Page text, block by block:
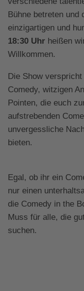
Bühne betreten und
einzigartigen und
18:30 Uhr heißen
Willkommen.
Die Show
Comedy, witzigen
Pointen, die euch
aufstrebenden
unvergessliche
bieten.
Egal, ob ihr ein
nur einen
die Comedy in the
Muss für alle, die
suchen.